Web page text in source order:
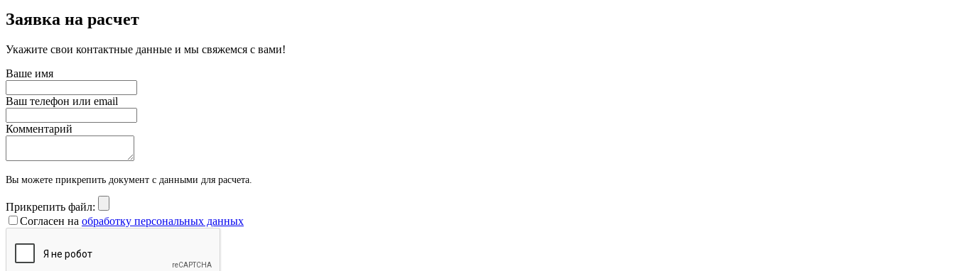
Заявка на расчет
Укажите свои контактные данные и мы свяжемся с вами!
Ваше имя
Ваш телефон или email
Комментарий
Вы можете прикрепить документ с данными для расчета.
Прикрепить файл:
Согласен на обработку персональных данных